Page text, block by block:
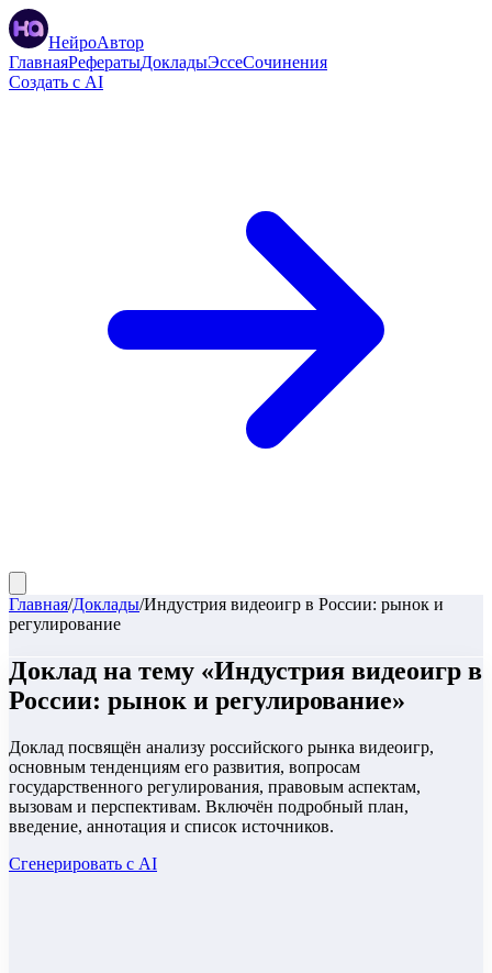
НейроАвтор
ГлавнаяРефератыДокладыЭссеСочинения
Создать с AI
Главная/Доклады/Индустрия видеоигр в России: рынок и
регулирование
Доклад на тему «Индустрия видеоигр в
России: рынок и регулирование»
Доклад посвящён анализу российского рынка видеоигр,
основным тенденциям его развития, вопросам
государственного регулирования, правовым аспектам,
вызовам и перспективам. Включён подробный план,
введение, аннотация и список источников.
Сгенерировать с AI